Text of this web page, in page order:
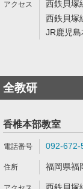
西鉄貝塚
西鉄貝塚
JR鹿児
全教研
香椎本部教室
092-672-
福岡県福